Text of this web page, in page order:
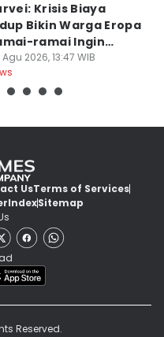
Krisis Biaya
Bikin Warga Eropa
ramai Ingin
2026, 13:47 WIB
UsTerms of Services
IndexSitemap
Reserved.